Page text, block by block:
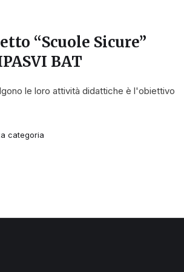
“Scuole Sicure”
BAT
le loro attività didattiche è l'obiettivo
categoria